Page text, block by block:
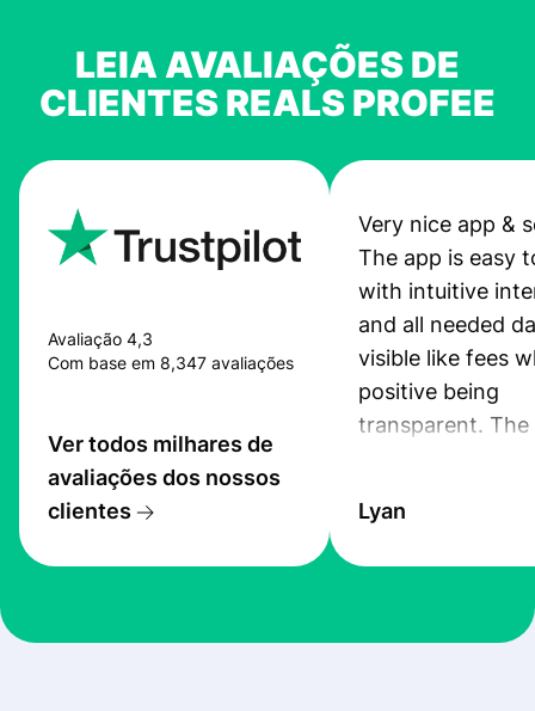
LEIA AVALIAÇÕES DE
CLIENTES REALS PROFEE
Avaliação 4,3
Com base em 8,347 avaliações
Ver todos milhares de
avaliações dos nossos
clientes
Very nice app &
The app is easy
with intuitive
and all needed
visible like fees
positive being
transparent. The
the exchange
at Profee is very
Lyan